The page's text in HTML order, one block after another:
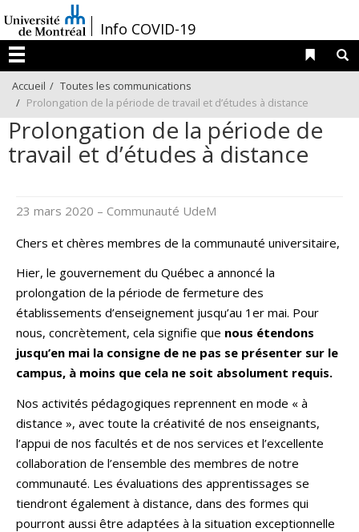
au
contenu
/Info COVID-19
Menu
Liens
Accueil
Toutes les communications
Prolongation de la période de travail et d’études à distance
Prolongation de la période de
travail et d’études à distance
23 mars 2020 – Communauté UdeM
Chers et chères membres de la communauté universitaire,
Hier, le gouvernement du Québec a annoncé la
prolongation de la période de fermeture des
établissements d’enseignement jusqu’au 1er mai. Pour
nous, concrètement, cela signifie que nous étendons
jusqu’en mai la consigne de ne pas se présenter sur le
campus, à moins que cela ne soit absolument requis.
Nos activités pédagogiques reprennent en mode « à
distance », avec toute la créativité de nos enseignants,
l’appui de nos facultés et de nos services et l’excellente
collaboration de l’ensemble des membres de notre
communauté. Les évaluations des apprentissages se
tiendront également à distance, dans des formes qui
pourront aussi être adaptées à la situation exceptionnelle